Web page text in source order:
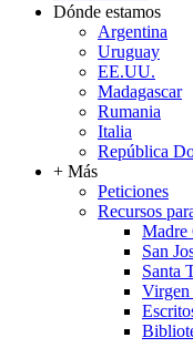
Dónde estamos
Argentina
Uruguay
EE.UU.
Madagascar
Rumania
Italia
República
+ Más
Peticiones
Recursos
Madre
San
Santa
Virgen